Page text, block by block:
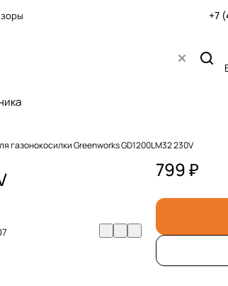
+7
газонокосилки Greenworks GD1200LM32 230V
799 ₽